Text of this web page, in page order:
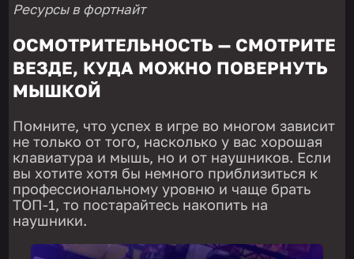
Ресурсы в фортнайт
ОСМОТРИТЕЛЬНОСТЬ — СМОТРИТЕ
ВЕЗДЕ, КУДА МОЖНО ПОВЕРНУТЬ
МЫШКОЙ
Помните, что успех в игре во многом зависит
не только от того, насколько у вас хорошая
клавиатура и мышь, но и от наушников. Если
вы хотите хотя бы немного приблизиться к
профессиональному уровню и чаще брать
ТОП-1, то постарайтесь накопить на
наушники.